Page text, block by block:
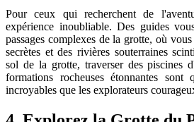
Pour ceux qui recherchent de
expérience inoubliable. Des guides
passages complexes de la grotte, où
secrètes et des rivières souterraines
sol de la grotte, traverser des piscines
formations rocheuses étonnantes sont
incroyables que les explorateurs